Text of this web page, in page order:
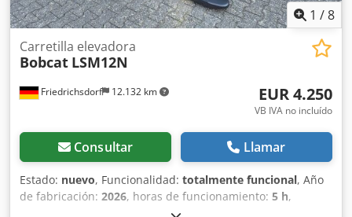
1 /8
Friedrichsdorf 12.132 km
Carretilla elevadora
Bobcat LSM12N
EUR 4.250
VB IVA no incluído
Consultar Llamar
Estado: nuevo, Funcionalidad: totalmente funcional, Año
de fabricación: 2026, horas de funcionamiento: 5 h,
1.200 kg, altura de elevación: